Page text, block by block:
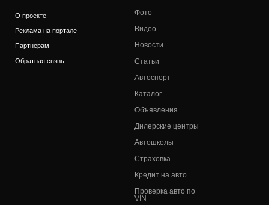
О проекте
Реклама на портале
Партнерам
Обратная связь
Фото
Видео
Новости
Статьи
Автоспорт
Каталог
Объявления
Дилерские центры
Автошколы
Страховка
Кредит на авто
Проверка авто по
VIN